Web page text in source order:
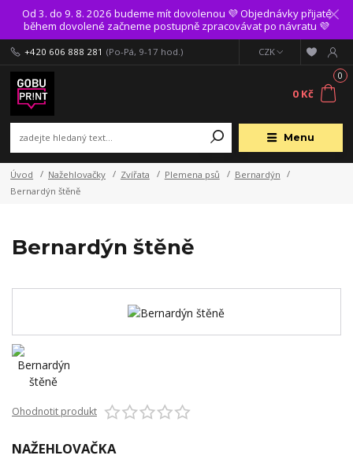
Od 3. do 9. 8. 2026 budeme mít dovolenou 💜 Objednávky přijaté
během dovolené začneme postupně zpracovávat po návratu 💜
Menu
CZK
+420 606 888 281 (Po-Pá, 9-17 hod.)
0
0 Kč
Úvod Nažehlovačky Zvířata Plemena psů
Bernardýn
Bernardýn štěně
Bernardýn štěně
Ohodnotit produkt
NAŽEHLOVAČKA